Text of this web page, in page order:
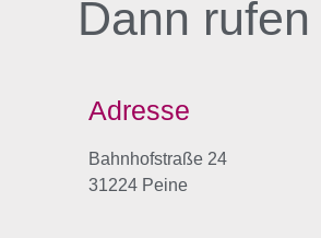
Dann
Adresse
Bahnhofstraße 24
31224 Peine